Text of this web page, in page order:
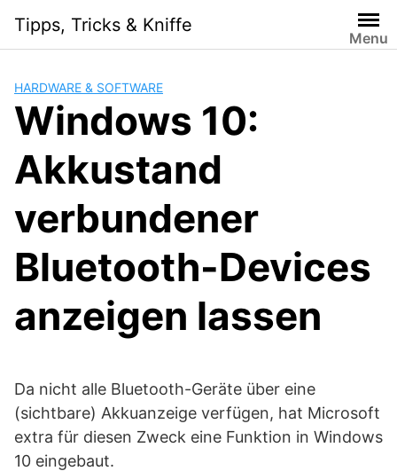
i
Tipps, Tricks & Kniffe
Menu
HARDWARE & SOFTWARE
Windows 10:
Akkustand
verbundener
Bluetooth-Devices
anzeigen lassen
Da nicht alle Bluetooth-Geräte über eine
(sichtbare) Akkuanzeige verfügen, hat Microsoft
extra für diesen Zweck eine Funktion in Windows
10 eingebaut.